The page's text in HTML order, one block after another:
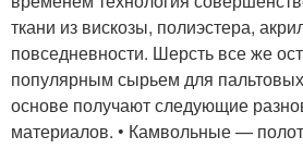
ткани из вискозы, полиэстера,
повседневности. Шерсть все же
популярным сырьем для
основе получают следующие
материалов. • Камвольные —